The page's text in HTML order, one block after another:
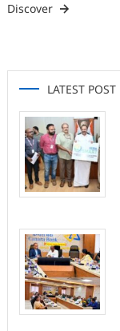
Discover
LATEST POST